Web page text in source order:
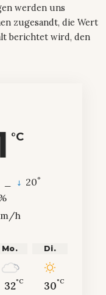
werden uns
zugesandt, die Wert
berichtet wird, den
°C
20°
h
Mo.
32°C
Di.
30°C